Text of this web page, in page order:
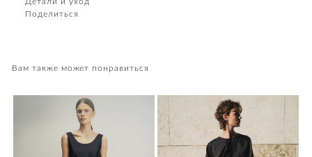
Поделиться
Вам также может понравиться